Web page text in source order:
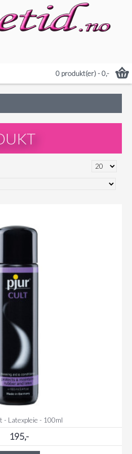
0 produkt(er) - 0,-
- Latexpleie - 100ml
195,-